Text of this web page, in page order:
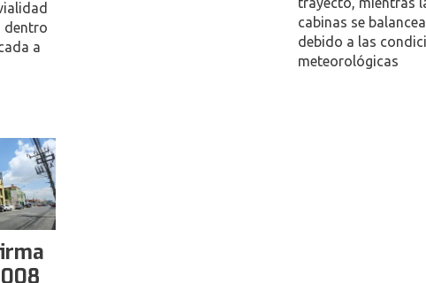
dentro
a
cabinas se
debido a las
meteorológicas